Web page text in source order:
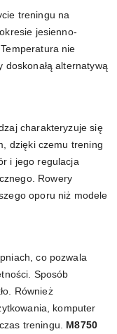
treningu na
jesienno-
nie
alternatywą
charakteryzuje się
dzięki czemu trening
i jego regulacja
Rowery
oporu niż modele
co pozwala
Sposób
Również
komputer
treningu. M8750